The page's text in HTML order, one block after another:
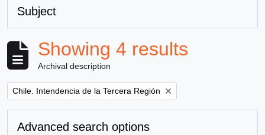
Subject
Showing 4 results
Archival description
Remove filter:
Chile. Intendencia de la Tercera Región
Advanced search options